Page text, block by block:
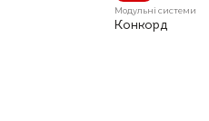
Модульні системи
Конкорд